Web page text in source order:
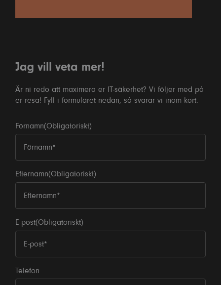
Jag vill veta mer!
Är ni redo att maximera er IT-säkerhet? Vi följer med på
er resa! Fyll i formuläret nedan, så svarar vi inom kort.
Förnamn(Obligatoriskt)
Efternamn(Obligatoriskt)
E-post(Obligatoriskt)
Telefon